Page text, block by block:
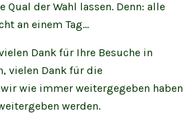
Qual der Wahl lassen. Denn: alle
an einem Tag…
Dank für Ihre Besuche in
vielen Dank für die
wie immer weitergegeben haben
werden.